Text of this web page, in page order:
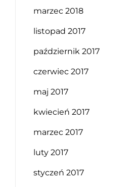
marzec 2018
listopad 2017
październik 2017
czerwiec 2017
maj 2017
kwiecień 2017
marzec 2017
luty 2017
styczeń 2017